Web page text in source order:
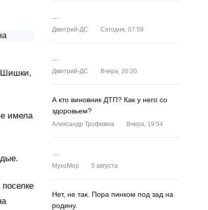
Шишки,
имела
Дмитрий-ДС Сегодня, 07:59
Дмитрий-ДС Вчера, 20:20
А кто виновник ДТП? Как у него со
здоровьем?
Александр Трофимов Вчера, 19:54
MyxoMop 5 августа
Нет, не так. Пора пинком под зад на
родину.